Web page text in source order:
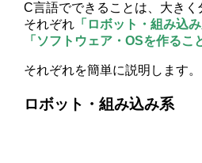
C言語でできることは、大きく
それぞれ 「ロボット・組み込
「ソフトウェア・OSを作るこ
それぞれを簡単に説明します。
ロボット・組み込み系